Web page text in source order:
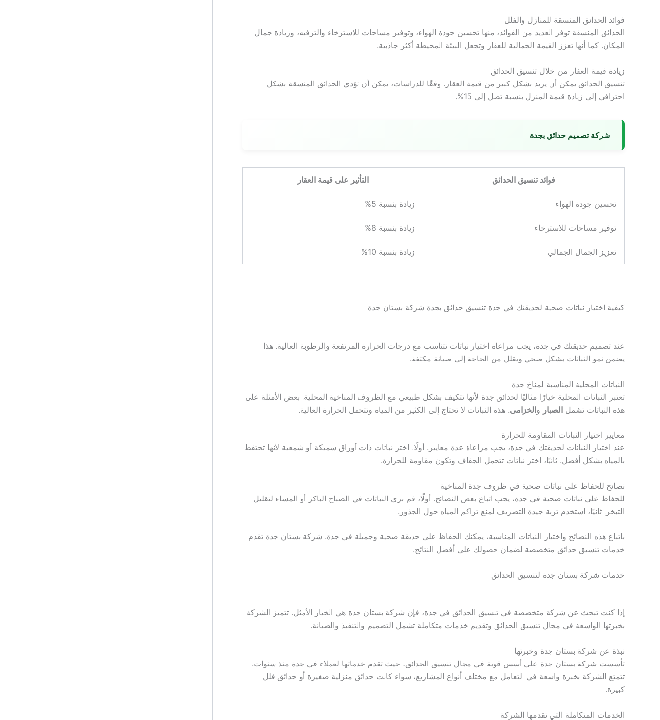
فوائد الحدائق المنسقة للمنازل والفلل
الحدائق المنسقة توفر العديد من الفوائد، منها تحسين جودة الهواء، وتوفير مساحات للاسترخاء والترفيه، وزيادة جمال
المكان. كما أنها تعزز القيمة الجمالية للعقار وتجعل البيئة المحيطة أكثر جاذبية.
زيادة قيمة العقار من خلال تنسيق الحدائق
تنسيق الحدائق يمكن أن يزيد بشكل كبير من قيمة العقار. وفقًا للدراسات، يمكن أن تؤدي الحدائق المنسقة بشكل
احترافي إلى زيادة قيمة المنزل بنسبة تصل إلى 15%.
شركة تصميم حدائق بجدة
فوائد تنسيق الحدائق التأثير على قيمة العقار
تحسين جودة الهواء زيادة بنسبة 5%
توفير مساحات للاسترخاء زيادة بنسبة 8%
تعزيز الجمال الجمالي زيادة بنسبة 10%
كيفية اختيار نباتات صحية لحديقتك في جدة تنسيق حدائق بجدة شركة بستان جدة
عند تصميم حديقتك في جدة، يجب مراعاة اختيار نباتات تتناسب مع درجات الحرارة المرتفعة والرطوبة العالية. هذا
يضمن نمو النباتات بشكل صحي ويقلل من الحاجة إلى صيانة مكثفة.
النباتات المحلية المناسبة لمناخ جدة
تعتبر النباتات المحلية خيارًا مثاليًا لحدائق جدة لأنها تتكيف بشكل طبيعي مع الظروف المناخية المحلية. بعض الأمثلة على
هذه النباتات تشمل الصبار والخزامى. هذه النباتات لا تحتاج إلى الكثير من المياه وتتحمل الحرارة العالية.
معايير اختيار النباتات المقاومة للحرارة
عند اختيار النباتات لحديقتك في جدة، يجب مراعاة عدة معايير. أولًا، اختر نباتات ذات أوراق سميكة أو شمعية لأنها تحتفظ
بالمياه بشكل أفضل. ثانيًا، اختر نباتات تتحمل الجفاف وتكون مقاومة للحرارة.
نصائح للحفاظ على نباتات صحية في ظروف جدة المناخية
للحفاظ على نباتات صحية في جدة، يجب اتباع بعض النصائح. أولًا، قم بري النباتات في الصباح الباكر أو المساء لتقليل
التبخر. ثانيًا، استخدم تربة جيدة التصريف لمنع تراكم المياه حول الجذور.
باتباع هذه النصائح واختيار النباتات المناسبة، يمكنك الحفاظ على حديقة صحية وجميلة في جدة. شركة بستان جدة تقدم
خدمات تنسيق حدائق متخصصة لضمان حصولك على أفضل النتائج.
خدمات شركة بستان جدة لتنسيق الحدائق
إذا كنت تبحث عن شركة متخصصة في تنسيق الحدائق في جدة، فإن شركة بستان جدة هي الخيار الأمثل. تتميز الشركة
بخبرتها الواسعة في مجال تنسيق الحدائق وتقديم خدمات متكاملة تشمل التصميم والتنفيذ والصيانة.
نبذة عن شركة بستان جدة وخبرتها
تأسست شركة بستان جدة على أسس قوية في مجال تنسيق الحدائق، حيث تقدم خدماتها لعملاء في جدة منذ سنوات.
تتمتع الشركة بخبرة واسعة في التعامل مع مختلف أنواع المشاريع، سواء كانت حدائق منزلية صغيرة أو حدائق فلل
كبيرة.
الخدمات المتكاملة التي تقدمها الشركة